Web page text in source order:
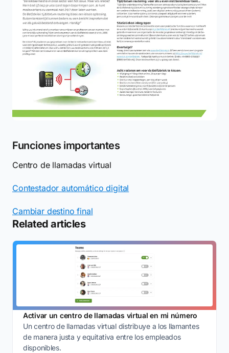
Funciones importantes
Centro de llamadas virtual
Contestador automático digital
Cambiar destino final
Related articles
Activar un centro de llamadas virtual en mi número
Un centro de llamadas virtual distribuye a los llamantes
de manera justa y equitativa entre los empleados
disponibles.